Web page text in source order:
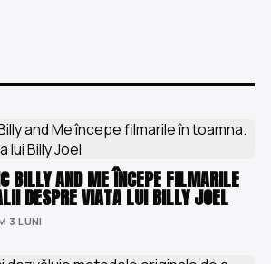
BILLY AND ME ÎNCEPE FILMARILE
DESPRE VIATA LUI BILLY JOEL
3 LUNI